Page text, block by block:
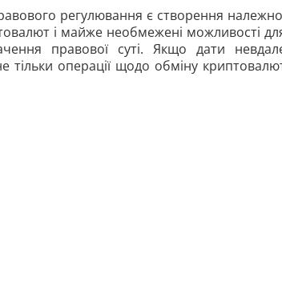
регулювання є створення
і майже необмежені можливості
правової суті. Якщо дати
тільки операції щодо обміну